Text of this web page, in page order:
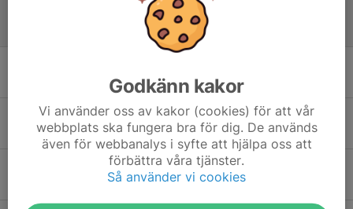
Uppstart efter sommaruppehållet
28 jun 2020 0
Inställd träning torsdag
15 jun 2020 0
10 jun 2020 0
Godkänn kakor
Vi använder oss av kakor (cookies) för att vår
webbplats ska fungera bra för dig. De används
även för webbanalys i syfte att hjälpa oss att
förbättra våra tjänster.
Så använder vi cookies